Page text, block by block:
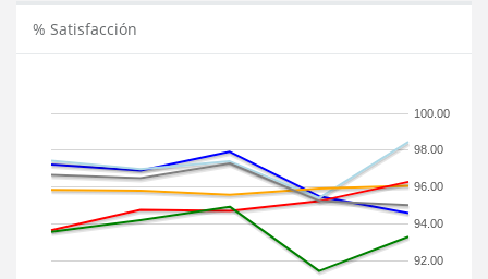
% Satisfacción
92.00
94.00
96.00
98.00
100.00